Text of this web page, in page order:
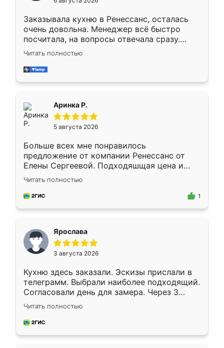
мебели буду заказывать только здесь.
Заказывала кухню в Ренессанс, осталась
очень довольна. Менеджер всё быстро
посчитала, на вопросы отвечала сразу.
Замерщик приехал в субботу, подошёл к
делу со всей ответственностью. Собрали
за день, ребята работали аккуратно, даже
Читать полностью
Аринка Р.
5 августа 2026
Больше всех мне понравилось
предложение от компании Ренессанс от
Елены Сергеевой. Подходяшщая цена и
короткие сроки изготовления. Приехавший
для замера сотрудник Владислав
предложил по моему эскизу самый
Читать полностью
1
Ярослава
3 августа 2026
Кухню здесь заказали. Эскизы прислали в
телеграмм. Выбрали наиболее подходящий.
Согласовали день для замера. Через 3
недели кухня была уже готова. Остались
довольны работой. Спасибо Ренессанс
мебель за качественную работу!
Читать полностью